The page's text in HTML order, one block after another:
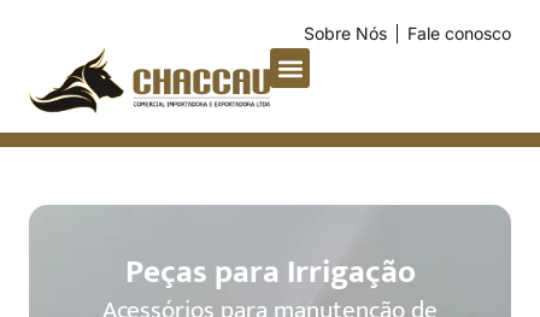
Sobre Nós Fale conosco
Peças para Irrigação